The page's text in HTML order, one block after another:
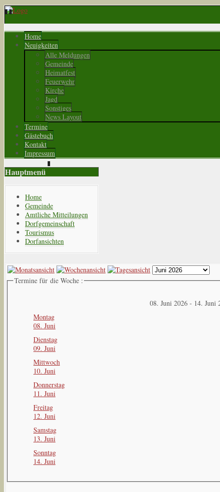
Home
Neuigkeiten
Alle Meldungen
Gemeinde
Heimatfest
Feuerwehr
Kirche
Jagd
Sonstiges
News Layout
Termine
Gästebuch
Kontakt
Impressum
Hauptmenü
Home
Gemeinde
Amtliche Mitteilungen
Dorfgemeinschaft
Tourismus
Dorfansichten
Termine für die Woche :
08. Juni 2026 - 14. Juni
Montag
08. Juni
Dienstag
09. Juni
Mittwoch
10. Juni
Donnerstag
11. Juni
Freitag
12. Juni
Samstag
13. Juni
Sonntag
14. Juni